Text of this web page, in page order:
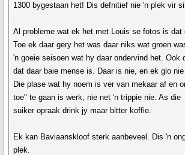
1300 bygestaan het! Dis defnitief nie 'n plek vir
Al probleme wat ek het met Louis se fotos is dat
Toe ek daar gery het was daar niks wat groen
'n goeie seisoen wat hy daar ondervind het. Ook
dat daar baie mense is. Daar is nie, en ek glo
Die plase wat hy noem is ver van mekaar af en
toe" te gaan is werk, nie net 'n trippie nie. As die
suiker opraak drink jy maar bitter koffie.
Ek kan Baviaanskloof sterk aanbeveel. Dis 'n
plek.